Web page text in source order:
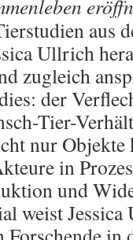
aus
Ullrich
zugleich
der
Tier-
nur
in
und
weist